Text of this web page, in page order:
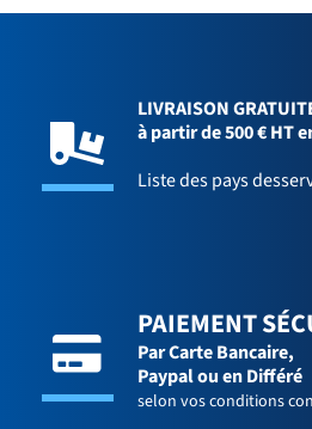
LIVRAISON
à partir de 500 € HT
Liste des pays
PAIEMENT
Par Carte Bancaire,
Paypal ou en Différé
selon vos conditions